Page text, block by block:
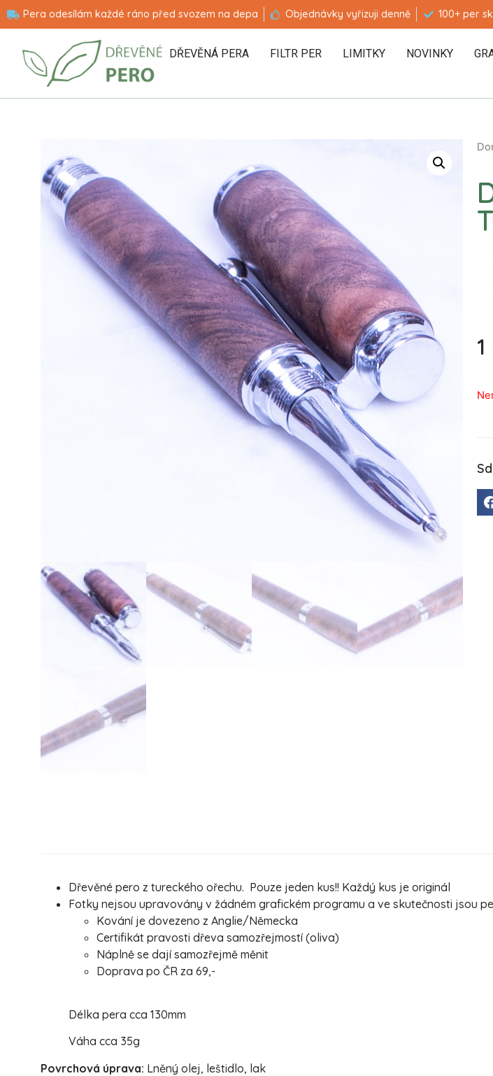
Pera odesílám každé ráno před svozem na depa Objednávky vyřizuji denně 100+ per
DŘEVĚNÁ PERA FILTR PER LIMITKY NOVINKY
Dřevěné pero z tureckého ořechu. Pouze jeden kus!! Každý kus je originál
Fotky nejsou upravovány v žádném grafickém programu a ve skutečnosti jsou
Kování je dovezeno z Anglie/Německa
Certifikát pravosti dřeva samozřejmostí (oliva)
Náplně se dají samozřejmě měnit
Doprava po ČR za 69,-
Délka pera cca 130mm
Váha cca 35g
Povrchová úprava: Lněný olej, leštidlo, lak